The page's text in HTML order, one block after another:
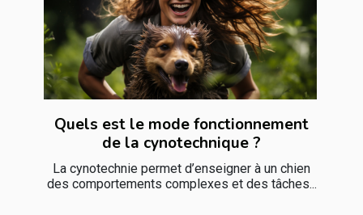
Quels est le mode fonctionnement
de la cynotechnique ?
La cynotechnie permet d’enseigner à un chien
des comportements complexes et des tâches...